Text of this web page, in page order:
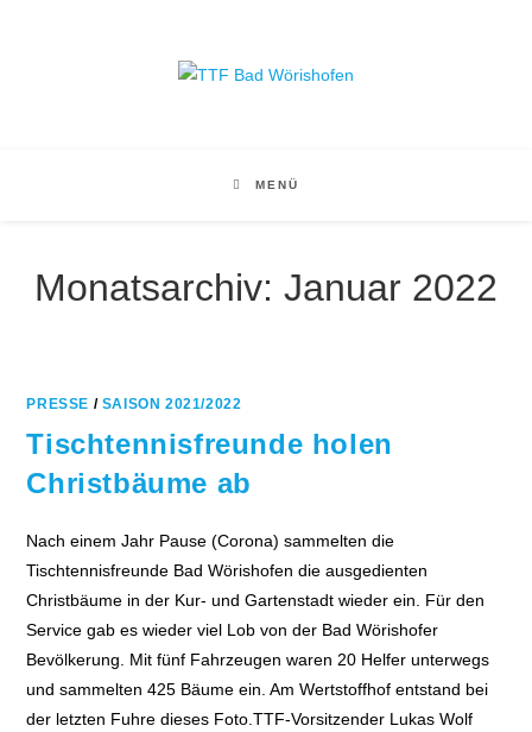
MENÜ
Monatsarchiv: Januar 2022
PRESSE / SAISON 2021/2022
Tischtennisfreunde holen
Christbäume ab
Nach einem Jahr Pause (Corona) sammelten die
Tischtennisfreunde Bad Wörishofen die ausgedienten
Christbäume in der Kur- und Gartenstadt wieder ein. Für den
Service gab es wieder viel Lob von der Bad Wörishofer
Bevölkerung. Mit fünf Fahrzeugen waren 20 Helfer unterwegs
und sammelten 425 Bäume ein. Am Wertstoffhof entstand bei
der letzten Fuhre dieses Foto.TTF-Vorsitzender Lukas Wolf